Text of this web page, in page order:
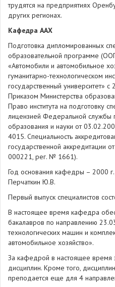
трудятся на предприятиях
других регионах.
Кафедра ААХ
Подготовка дипломированных
образовательной программе
«Автомобили и автомобильное
гуманитарно-технологическом
государственный университет» с
Приказом Министерства
Право института на подготовку
лицензией Федеральной службы
образования и науки от
4015. Специальность
государственной аккредитации
000221, рег. № 1661).
Год основания кафедры – 2000
Перчаткин Ю.В.
Первый выпуск специалистов
В настоящее время кафедра
бакалавров по направлению
технологических машин и
автомобильное хозяйство».
За кафедрой в настоящее
дисциплин. Кроме того,
преподается еще для 4